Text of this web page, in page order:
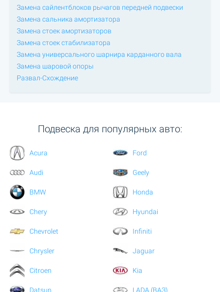
Замена сайлентблоков рычагов передней подвески
Замена сальника амортизатора
Замена стоек амортизаторов
Замена стоек стабилизатора
Замена универсального шарнира карданного вала
Замена шаровой опоры
Развал-Схождение
Подвеска для популярных авто:
Acura
Audi
BMW
Chery
Chevrolet
Chrysler
Citroen
Datsun
Ford
Geely
Honda
Hyundai
Infiniti
Jaguar
Kia
LADA (ВАЗ)